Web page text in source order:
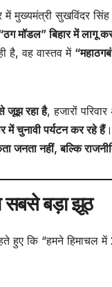
में मुख्यमंत्री सुखविंदर
मॉडल” बिहार में लागू
है, वह वास्तव में
जूझ रहा है, हजारों
में चुनावी पर्यटन कर रहे हैं।
जनता नहीं, बल्कि
सबसे बड़ा झूठ
हुए कि “हमने हिमाचल